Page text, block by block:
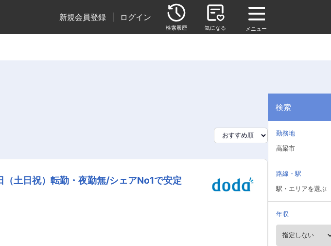
新規会員登録 ログイン
検索履歴 気になる メニュー
（土日祝）転勤・夜勤無/シェアNo1で安定
検索
勤務地
高梁市
路線・駅
駅・エリアを選ぶ
年収